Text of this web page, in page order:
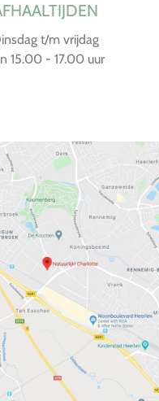
t/m vrijdag
15.00 - 17.00 uur